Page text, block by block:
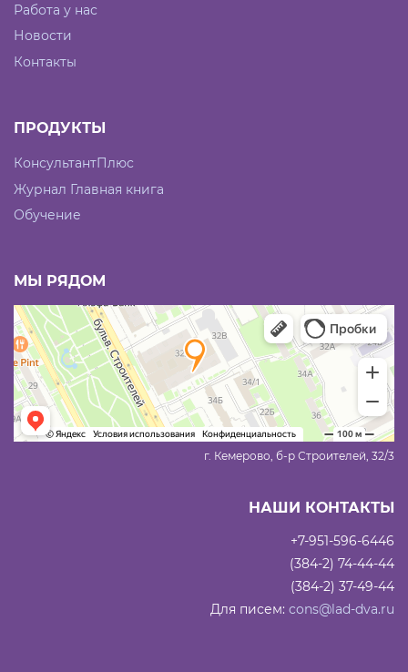
Работа у нас
Новости
Контакты
ПРОДУКТЫ
КонсультантПлюс
Журнал Главная книга
Обучение
МЫ РЯДОМ
г. Кемерово, б-р Строителей, 32/3
НАШИ КОНТАКТЫ
+7-951-596-6446
(384-2) 74-44-44
(384-2) 37-49-44
Для писем: cons@lad-dva.ru